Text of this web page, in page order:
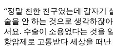
“정말 친한 친구였는데 갑자기
술을 안 하는 것으로 생각하잖
서요. 수술이 소용없다는 것을
항암제로 고통받다 세상을 떠